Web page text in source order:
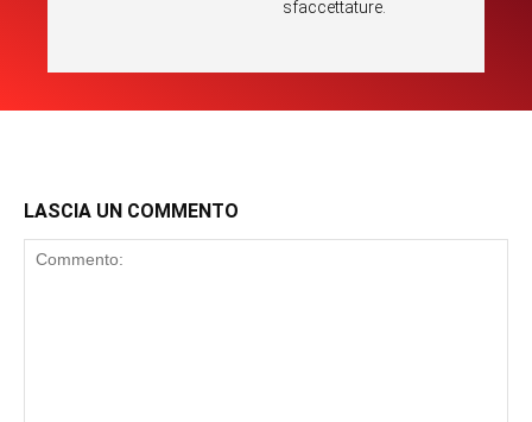
sfaccettature.
LASCIA UN COMMENTO